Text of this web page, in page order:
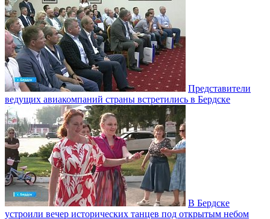
Представители
ведущих авиакомпаний страны встретились в Бердске
В Бердске
устроили вечер исторических танцев под открытым небом